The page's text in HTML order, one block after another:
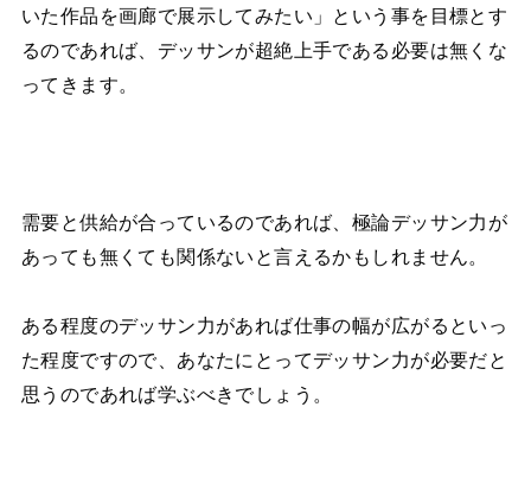
いた作品を画廊で展示してみたい」という事を目標とす
るのであれば、デッサンが超絶上手である必要は無くな
ってきます。
需要と供給が合っているのであれば、極論デッサン力が
あっても無くても関係ないと言えるかもしれません。
ある程度のデッサン力があれば仕事の幅が広がるといっ
た程度ですので、あなたにとってデッサン力が必要だと
思うのであれば学ぶべきでしょう。